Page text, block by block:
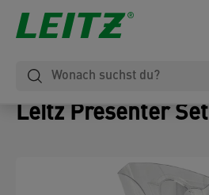
Leitz Presenter Set